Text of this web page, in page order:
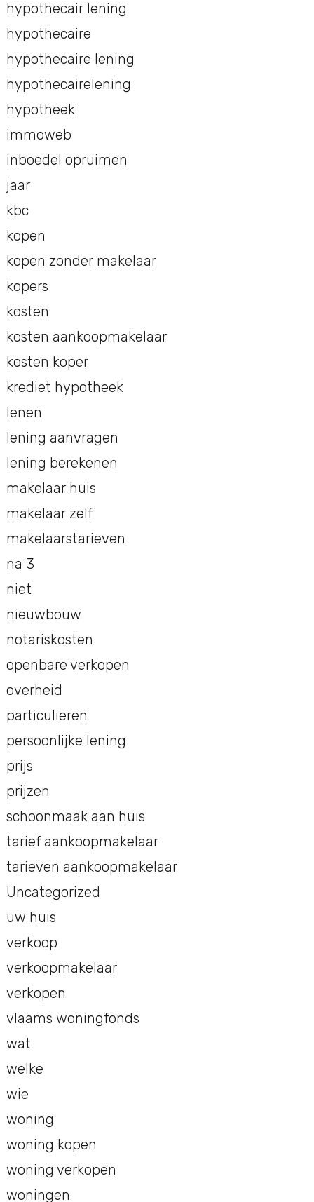
hypothecair lening
hypothecaire
hypothecaire lening
hypothecairelening
hypotheek
immoweb
inboedel opruimen
jaar
kbc
kopen
kopen zonder makelaar
kopers
kosten
kosten aankoopmakelaar
kosten koper
krediet hypotheek
lenen
lening aanvragen
lening berekenen
makelaar huis
makelaar zelf
makelaarstarieven
na 3
niet
nieuwbouw
notariskosten
openbare verkopen
overheid
particulieren
persoonlijke lening
prijs
prijzen
schoonmaak aan huis
tarief aankoopmakelaar
tarieven aankoopmakelaar
Uncategorized
uw huis
verkoop
verkoopmakelaar
verkopen
vlaams woningfonds
wat
welke
wie
woning
woning kopen
woning verkopen
woningen